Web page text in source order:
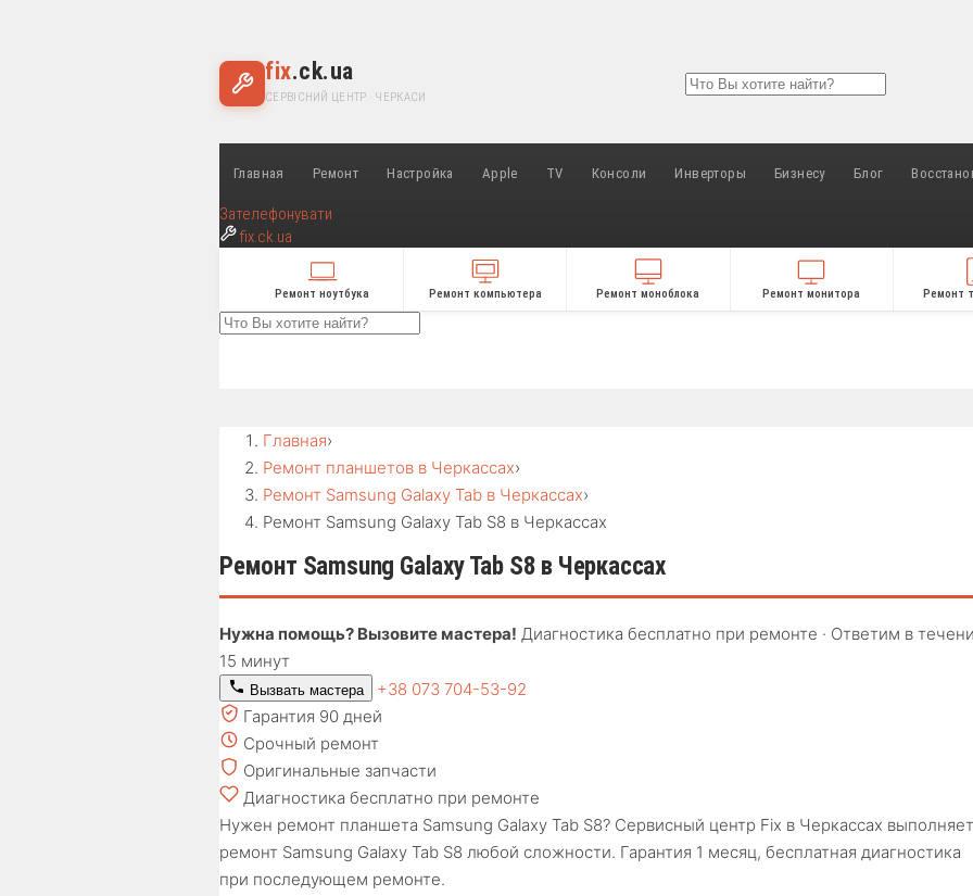
fix.ck.ua
СЕРВІСНИЙ ЦЕНТР · ЧЕРКАСИ
Главная Ремонт Настройка Apple TV Консоли Инверторы Бизнесу Блог
Зателефонувати
fix.ck.ua
Ремонт ноутбука Ремонт компьютера Ремонт моноблока Ремонт монитора Ремонт
Главная›
Ремонт планшетов в Черкассах›
Ремонт Samsung Galaxy Tab в Черкассах›
Ремонт Samsung Galaxy Tab S8 в Черкассах
Ремонт Samsung Galaxy Tab S8 в Черкассах
Нужна помощь? Вызовите мастера! Диагностика бесплатно при ремонте · Ответим в
15 минут
Вызвать мастера
+38 073 704-53-92
Гарантия 90 дней
Срочный ремонт
Оригинальные запчасти
Диагностика бесплатно при ремонте
Нужен ремонт планшета Samsung Galaxy Tab S8? Сервисный центр Fix в Черкассах выполняет
ремонт Samsung Galaxy Tab S8 любой сложности. Гарантия 1 месяц, бесплатная диагностика
при последующем ремонте.